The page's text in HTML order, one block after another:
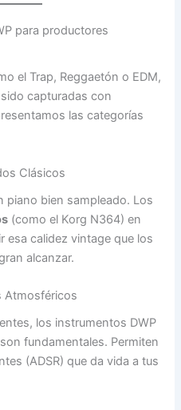
para productores
el Trap, Reggaetón o EDM,
capturadas con
las categorías
Clásicos
piano bien sampleado. Los
(como el Korg N364) en
esa calidez vintage que los
alcanzar.
Atmosféricos
los instrumentos DWP
fundamentales. Permiten
(ADSR) que da vida a tus